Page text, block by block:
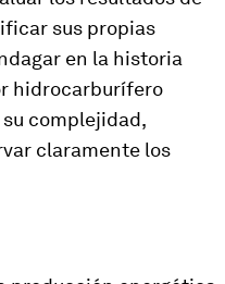
sus propias
en la historia
hidrocarburífero
complejidad,
claramente los